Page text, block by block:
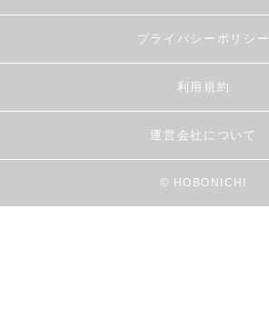
プライバシーポリシー
利用規約
運営会社について
© HOBONICHI